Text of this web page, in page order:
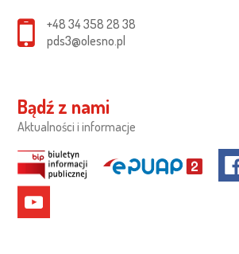
+48 34 358 28 38
pds3@olesno.pl
Bądź z nami
Aktualności i informacje